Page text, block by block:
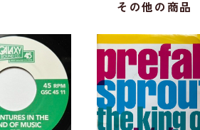
その他の商品